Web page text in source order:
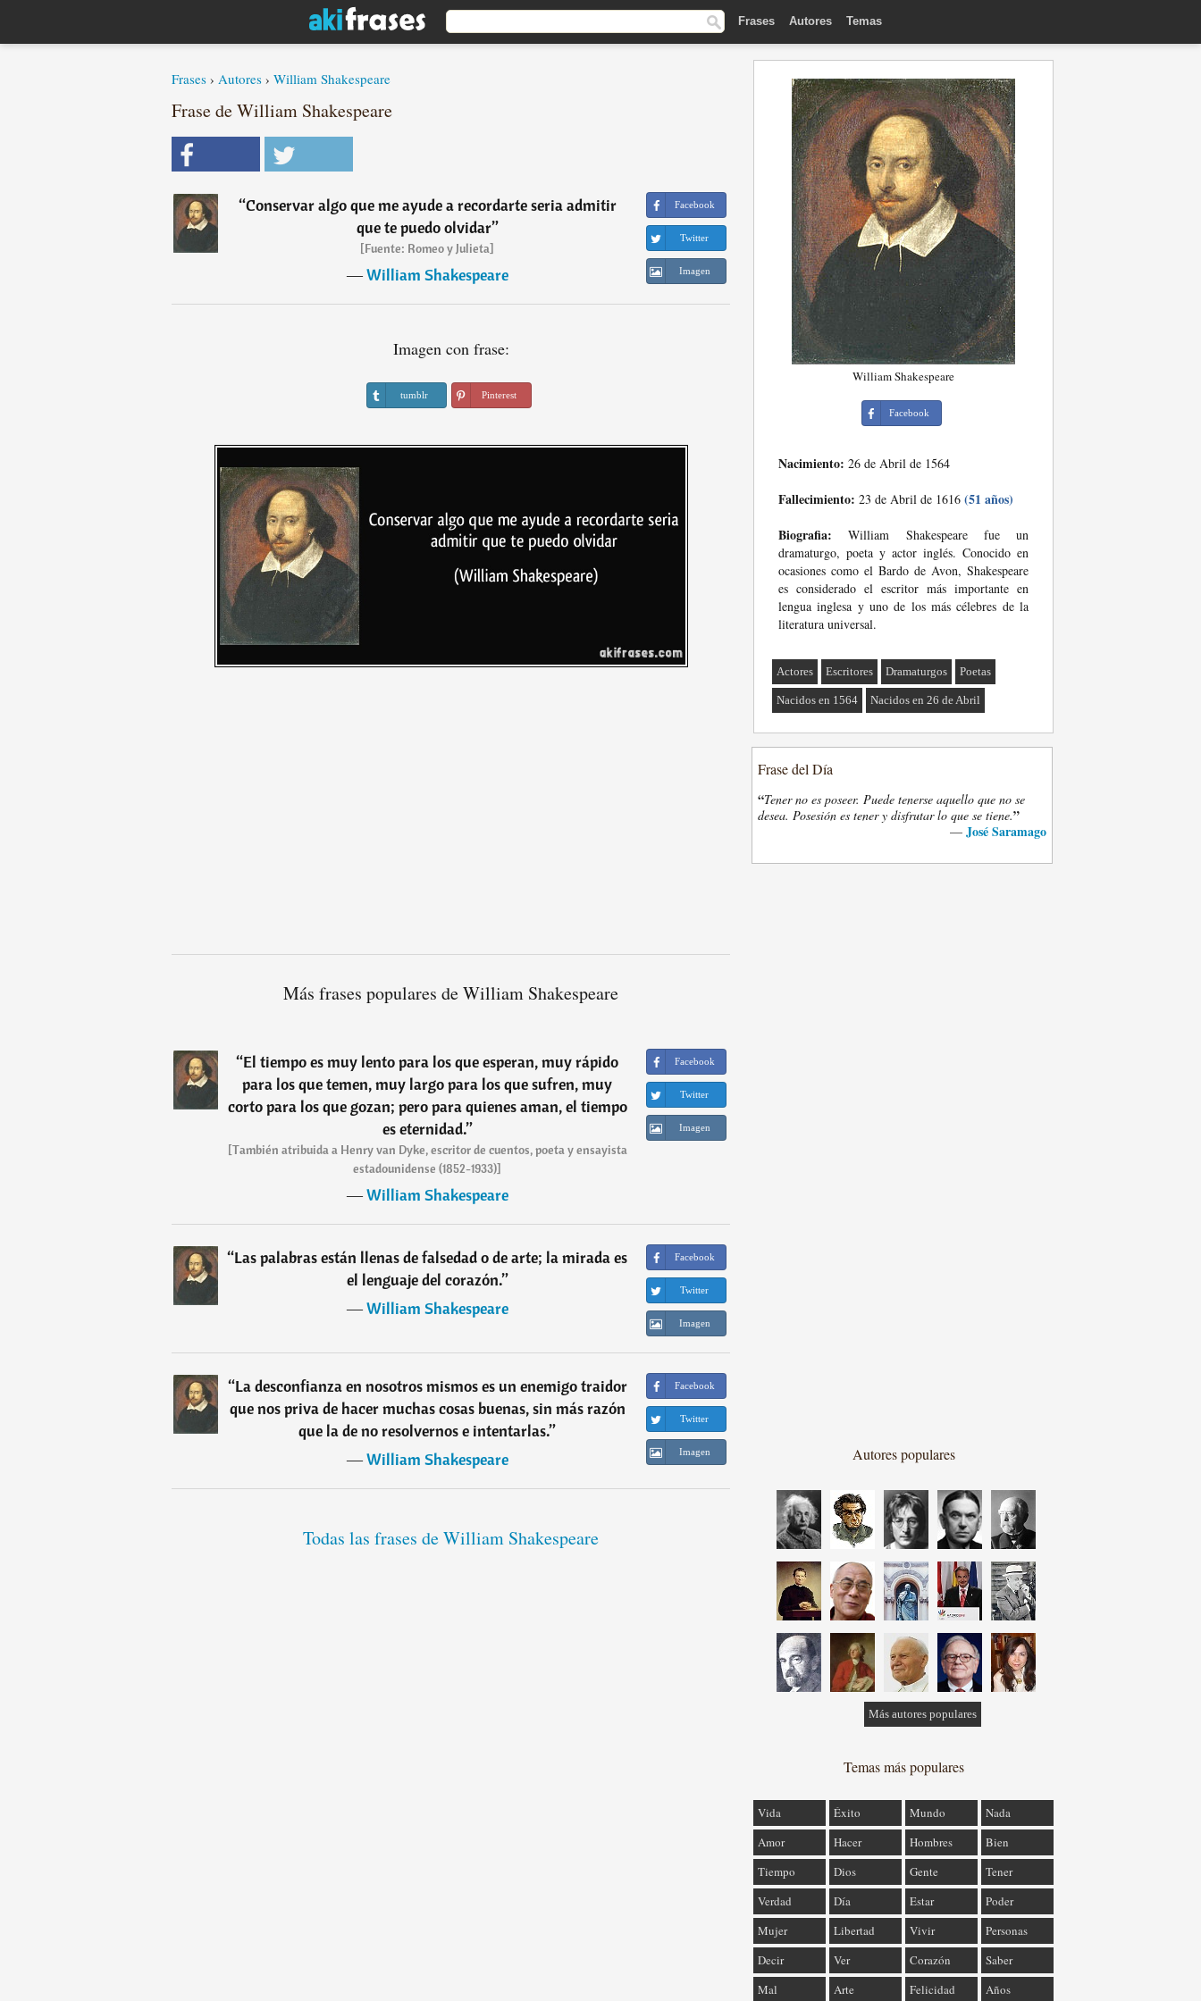
Frases Autores Temas
Frases › Autores › William Shakespeare
Frase de William Shakespeare
“Conservar algo que me ayude a recordarte seria admitir
que te puedo olvidar”
[Fuente: Romeo y Julieta]
―William Shakespeare
Facebook
Twitter
Imagen
Imagen con frase:
tumblr Pinterest
Más frases populares de William Shakespeare
“El tiempo es muy lento para los que esperan, muy rápido
para los que temen, muy largo para los que sufren, muy
corto para los que gozan; pero para quienes aman, el tiempo
es eternidad.”
[También atribuida a Henry van Dyke, escritor de cuentos, poeta y ensayista
estadounidense (1852-1933)]
―William Shakespeare
Facebook
Twitter
Imagen
“Las palabras están llenas de falsedad o de arte; la mirada es
el lenguaje del corazón.”
―William Shakespeare
Facebook
Twitter
Imagen
“La desconfianza en nosotros mismos es un enemigo traidor
que nos priva de hacer muchas cosas buenas, sin más razón
que la de no resolvernos e intentarlas.”
―William Shakespeare
Facebook
Twitter
Imagen
Todas las frases de William Shakespeare
William Shakespeare
Facebook
Nacimiento: 26 de Abril de 1564
Fallecimiento: 23 de Abril de 1616 (51 años)
Biografia: William Shakespeare fue un
dramaturgo, poeta y actor inglés. Conocido en
ocasiones como el Bardo de Avon, Shakespeare
es considerado el escritor más importante en
lengua inglesa y uno de los más célebres de la
literatura universal.
Actores Escritores Dramaturgos Poetas
Nacidos en 1564 Nacidos en 26 de Abril
Frase del Día
“Tener no es poseer. Puede tenerse aquello que no se
desea. Posesión es tener y disfrutar lo que se tiene.”
— José Saramago
Autores populares
Más autores populares
Temas más populares
Vida Éxito Mundo
Nada
Amor
Hacer Hombres
Bien
Tiempo
Dios Gente
Tener
Verdad
Día Estar
Poder
Mujer
Libertad Vivir
Personas
Decir
Ver Corazón
Saber
Mal
Arte Felicidad Años